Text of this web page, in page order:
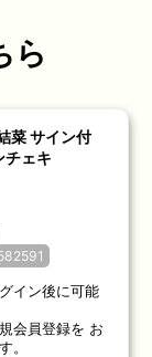
ら
菜 サイン付
チェキ
イン後に可能
会員登録を お
。